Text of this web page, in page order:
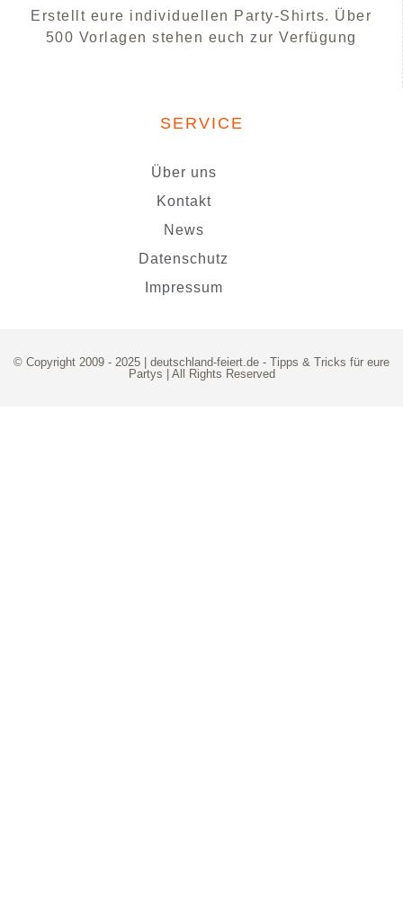
Erstellt eure individuellen Party-Shirts. Über
500 Vorlagen stehen euch zur Verfügung
SERVICE
Über uns
Kontakt
News
Datenschutz
Impressum
© Copyright 2009 - 2025 | deutschland-feiert.de - Tipps & Tricks für eure
Partys | All Rights Reserved